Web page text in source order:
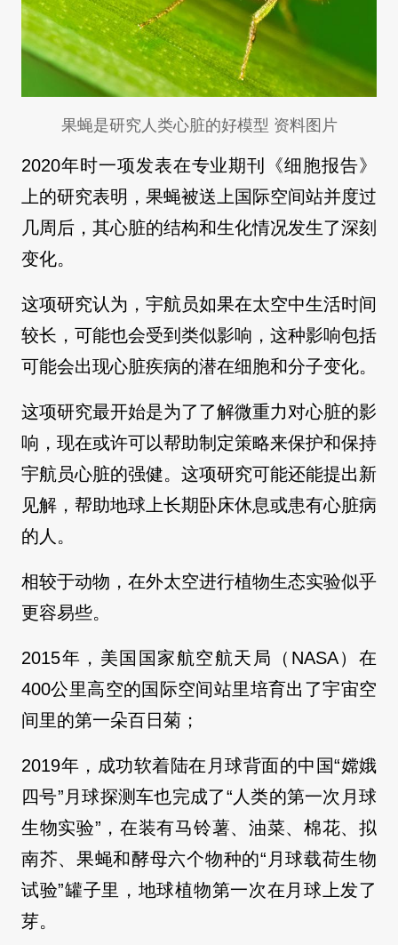
果蝇是研究人类心脏的好模型 资料图片
2020年时一项发表在专业期刊《细胞报告》
上的研究表明，果蝇被送上国际空间站并度过
几周后，其心脏的结构和生化情况发生了深刻
变化。
这项研究认为，宇航员如果在太空中生活时间
较长，可能也会受到类似影响，这种影响包括
可能会出现心脏疾病的潜在细胞和分子变化。
这项研究最开始是为了了解微重力对心脏的影
响，现在或许可以帮助制定策略来保护和保持
宇航员心脏的强健。这项研究可能还能提出新
见解，帮助地球上长期卧床休息或患有心脏病
的人。
相较于动物，在外太空进行植物生态实验似乎
更容易些。
2015年，美国国家航空航天局（NASA）在
400公里高空的国际空间站里培育出了宇宙空
间里的第一朵百日菊；
2019年，成功软着陆在月球背面的中国“嫦娥
四号”月球探测车也完成了“人类的第一次月球
生物实验”，在装有马铃薯、油菜、棉花、拟
南芥、果蝇和酵母六个物种的“月球载荷生物
试验”罐子里，地球植物第一次在月球上发了
芽。